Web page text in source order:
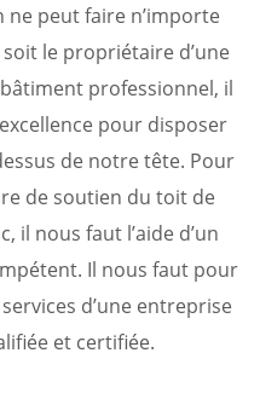
ne peut faire n’importe
le propriétaire d’une
professionnel, il
pour disposer
de notre tête. Pour
de soutien du toit de
il nous faut l’aide d’un
Il nous faut pour
d’une entreprise
et certifiée.